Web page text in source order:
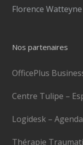
Florence Watteyne
Nos partenaires
OfficePlus
Centre Tulipe –
Logidesk –
Thérapie